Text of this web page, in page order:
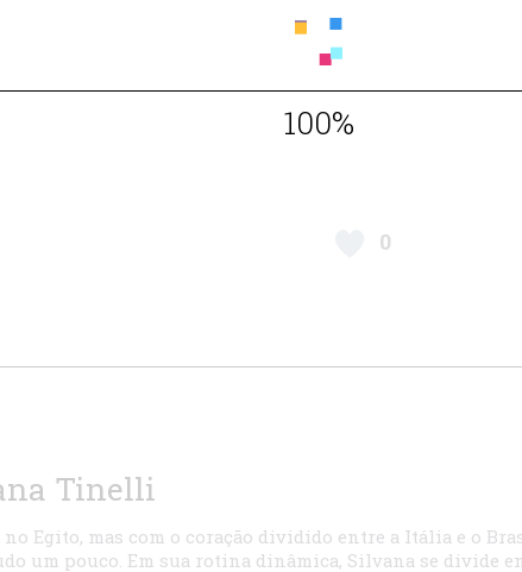
Tinelli
seus amigos, a fotografia e a gastronomia.